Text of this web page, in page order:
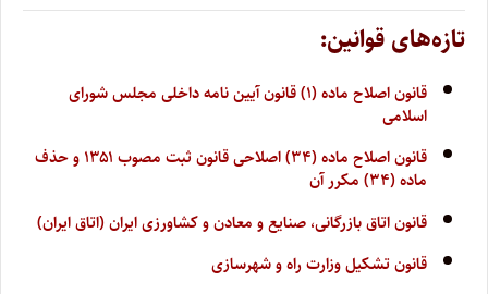
تازه‌های قوانین:
قانون اصلاح ماده (۱) قانون آیین نامه داخلی مجلس شورای
اسلامی
قانون اصلاح ماده (۳۴) اصلاحی قانون ثبت مصوب ۱۳۵۱ و حذف
ماده (۳۴) مکرر آن
قانون اتاق بازرگانی، صنایع و معادن و کشاورزی ایران (اتاق ایران)
قانون تشکیل وزارت راه و شهرسازی